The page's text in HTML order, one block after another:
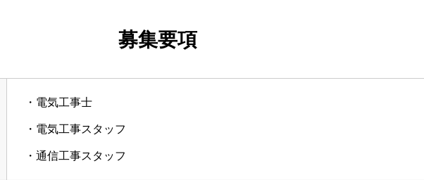
募集要項
・電気工事士
・電気工事スタッフ
・通信工事スタッフ